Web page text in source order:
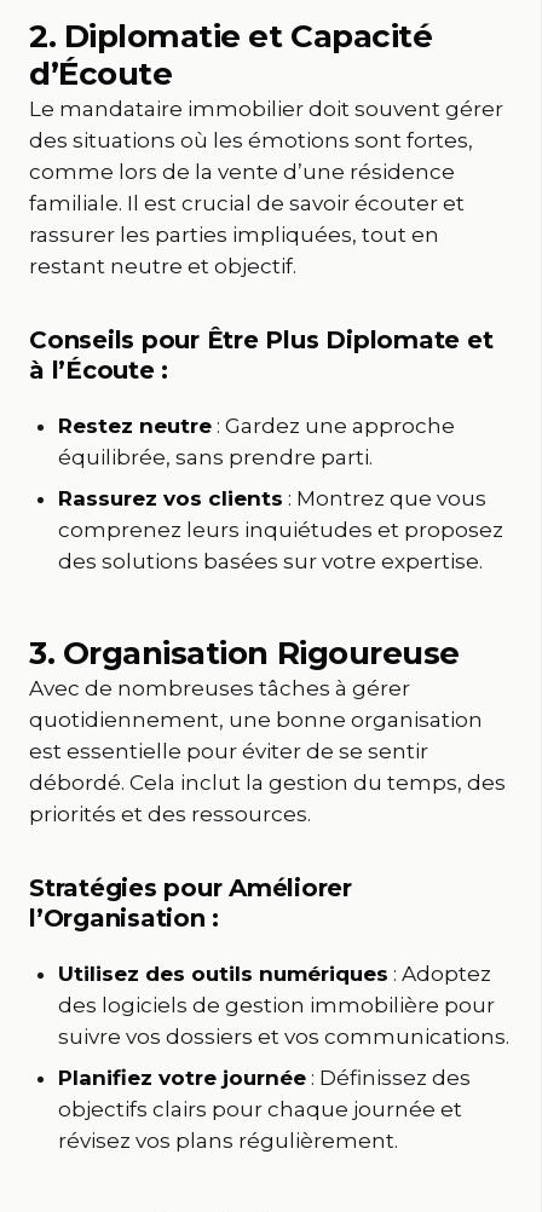
2. Diplomatie et Capacité
d’Écoute
Le mandataire immobilier doit souvent gérer
des situations où les émotions sont fortes,
comme lors de la vente d’une résidence
familiale. Il est crucial de savoir écouter et
rassurer les parties impliquées, tout en
restant neutre et objectif.
Conseils pour Être Plus Diplomate et
à l’Écoute :
Restez neutre : Gardez une approche
équilibrée, sans prendre parti.
Rassurez vos clients : Montrez que vous
comprenez leurs inquiétudes et proposez
des solutions basées sur votre expertise.
3. Organisation Rigoureuse
Avec de nombreuses tâches à gérer
quotidiennement, une bonne organisation
est essentielle pour éviter de se sentir
débordé. Cela inclut la gestion du temps, des
priorités et des ressources.
Stratégies pour Améliorer
l’Organisation :
Utilisez des outils numériques : Adoptez
des logiciels de gestion immobilière pour
suivre vos dossiers et vos communications.
Planifiez votre journée : Définissez des
objectifs clairs pour chaque journée et
révisez vos plans régulièrement.